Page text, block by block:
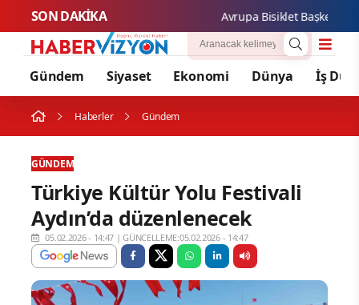
SON DAKİKA Avrupa Bisiklet Başkenti
Gündem Siyaset Ekonomi Dünya İş
Haberler Gündem
GÜNDEM
Türkiye Kültür Yolu Festivali
Aydın’da düzenlenecek
05.02.2026 - 14:47 |GÜNCELLEME:05.02.2026 - 14:47